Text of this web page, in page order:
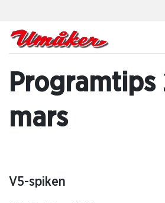
Programtips
mars
V5-spiken